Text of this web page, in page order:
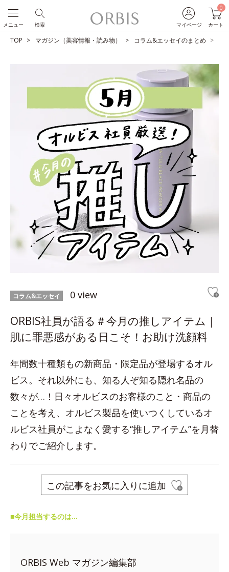
マイページ
0
カート
検索
メニュー
TOP マガジン（美容情報・読み物） コラム&エッセイのまとめ
コラム&エッセイ 0 view
ORBIS社員が語る＃今月の推しアイテム｜
肌に罪悪感がある日こそ！お助け洗顔料
年間数十種類もの新商品・限定品が登場するオル
ビス。それ以外にも、知る人ぞ知る隠れ名品の
数々が…！日々オルビスのお客様のこと・商品の
ことを考え、オルビス製品を使いつくしているオ
ルビス社員がこよなく愛する“推しアイテム”を月替
わりでご紹介します。
この記事をお気に入りに追加
■今月担当するのは…
ORBIS Web マガジン編集部